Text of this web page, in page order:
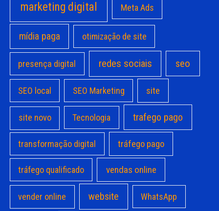
marketing digital Meta Ads
mídia paga otimização de site
presença digital redes sociais seo
SEO local SEO Marketing site
site novo Tecnologia trafego pago
transformação digital tráfego pago
tráfego qualificado vendas online
vender online website WhatsApp